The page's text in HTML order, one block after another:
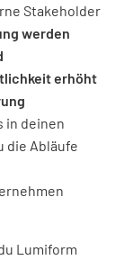
Stakeholder
werden
erhöht
in deinen
die Abläufe
Lumiform